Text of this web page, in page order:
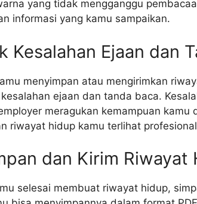
yang tidak mengganggu
informasi yang kamu sampaikan.
Kesalahan Ejaan dan
menyimpan atau mengirimkan
ejaan dan tanda baca.
meragukan kemampuan kamu
riwayat hidup kamu terlihat
dan Kirim Riwayat
selesai membuat riwayat hidup,